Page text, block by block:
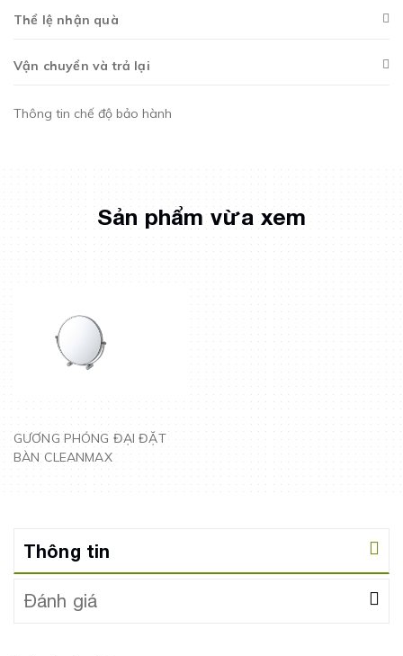
Thể lệ nhận quà
Vận chuyển và trả lại
Thông tin chế độ bảo hành
Sản phẩm vừa xem
GƯƠNG PHÓNG ĐẠI ĐẶT
BÀN CLEANMAX
Thông tin
Đánh giá